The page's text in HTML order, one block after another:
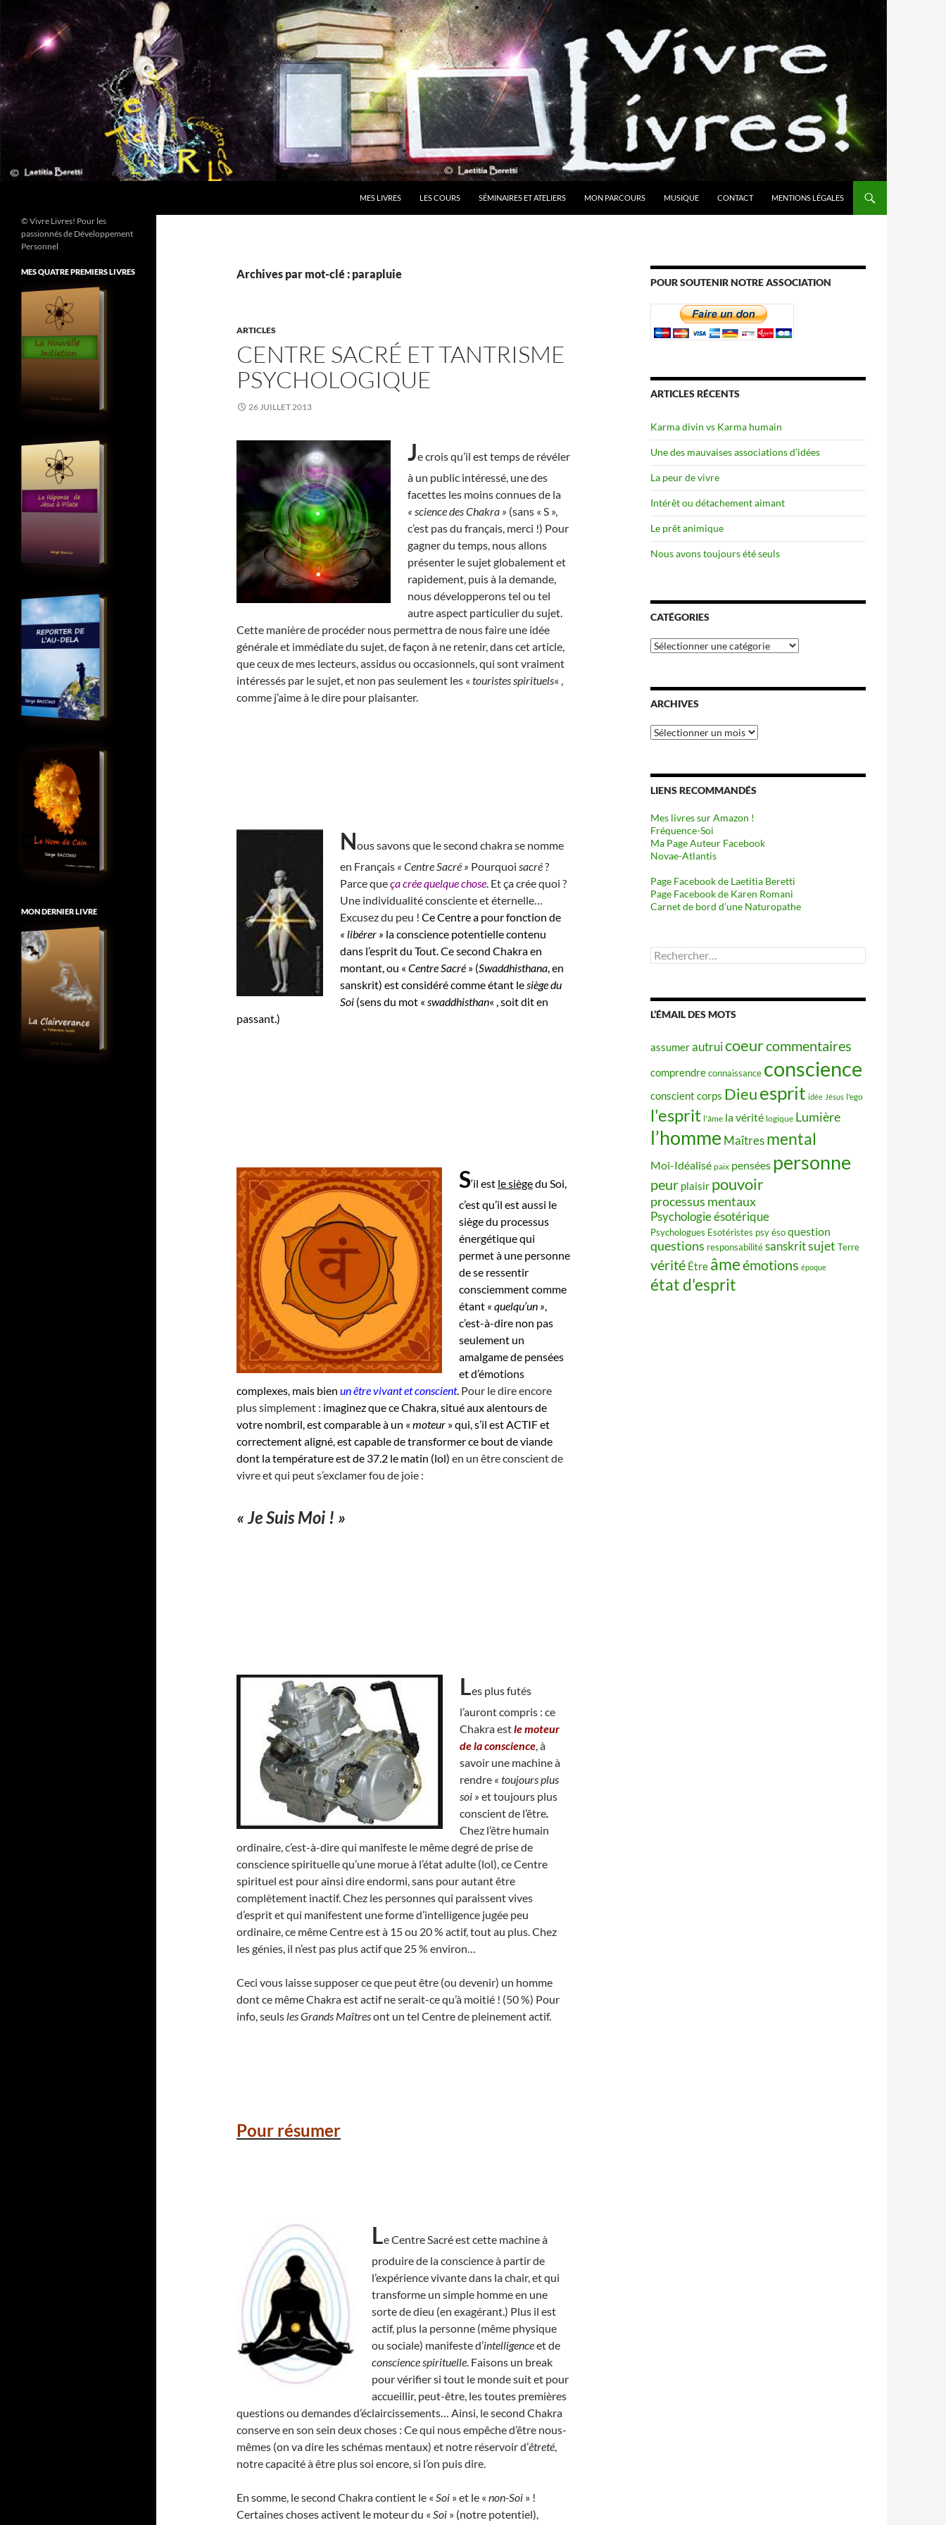
contenu
MES LIVRES LES COURS SÉMINAIRES ET ATELIERS MON PARCOURS MUSIQUE CONTACT MENTIONS LÉGALES
Archives par mot-clé : parapluie
ARTICLES
CENTRE SACRÉ ET TANTRISME
PSYCHOLOGIQUE
26 JUILLET 2013
Je crois qu’il est temps de révéler
à un public intéressé, une des
facettes les moins connues de la
« science des Chakra » (sans « S »,
c’est pas du français, merci !) Pour
gagner du temps, nous allons
présenter le sujet globalement et
rapidement, puis à la demande,
nous développerons tel ou tel
autre aspect particulier du sujet.
Cette manière de procéder nous permettra de nous faire une idée
générale et immédiate du sujet, de façon à ne retenir, dans cet article,
que ceux de mes lecteurs, assidus ou occasionnels, qui sont vraiment
intéressés par le sujet, et non pas seulement les « touristes spirituels« ,
comme j’aime à le dire pour plaisanter.
Nous savons que le second chakra se nomme
en Français « Centre Sacré » Pourquoi sacré?
Parce queça crée quelque chose. Et ça crée quoi ?
Une individualité consciente et éternelle…
Excusez du peu ! Ce Centre a pour fonction de
« libérer » la conscience potentielle contenu
dans l’esprit du Tout.Ce second Chakra en
montant, ou « Centre Sacré » (Swaddhisthana, en
sanskrit) est considéré comme étant lesiège du
Soi (sens du mot « swaddhisthan« , soit dit en
passant.)
S‘il est le siègedu Soi,
c’est qu’il est aussi le
siège du processus
énergétique qui
permet à une personne
de se ressentir
consciemment comme
étant « quelqu’un »,
c’est-à-dire non pas
seulement un
amalgame de pensées
et d’émotions
complexes, mais bien un être vivant et conscient. Pour le dire encore
plus simplement : imaginez que ce Chakra, situé aux alentours de
votre nombril, est comparable à un « moteur » qui, s’il est ACTIF et
correctement aligné, est capable de transformer ce bout de viande
dont la température est de 37.2 le matin (lol) en un être conscient de
vivre et qui peut s’exclamer fou de joie :
« Je Suis Moi ! »
Les plus futés
l’auront compris : ce
Chakra estle moteur
de la conscience, à
savoir une machine à
rendre « toujours plus
soi » et toujours plus
conscient de l’être.
Chez l’être humain
ordinaire, c’est-à-dire qui manifeste le même degré de prise de
conscience spirituelle qu’une morue à l’état adulte (lol), ce Centre
spirituel est pour ainsi dire endormi, sans pour autant être
complètement inactif. Chez les personnes qui paraissent vives
d’esprit et qui manifestent une forme d’intelligence jugée peu
ordinaire, ce même Centre est à 15 ou 20 % actif, tout au plus. Chez
les génies, il n’est pas plus actif que 25 % environ…
Ceci vous laisse supposer ce que peut être (ou devenir) un homme
dont ce même Chakra est actif ne serait-ce qu’à moitié ! (50 %) Pour
info, seuls les Grands Maîtresont un tel Centre de pleinement actif.
Pour résumer
Le Centre Sacré est cette machine à
produire de la conscience à partir de
l’expérience vivante dans la chair, et qui
transforme un simple homme en une
sorte de dieu (en exagérant.) Plus il est
actif, plus la personne (même physique
ou sociale) manifeste d’intelligenceet de
conscience spirituelle. Faisons un break
pour vérifier si tout le monde suit et pour
accueillir, peut-être, les toutes premières
questions ou demandes d’éclaircissements… Ainsi, le second Chakra
conserve en son sein deux choses : Ce qui nous empêche d’être nous-
mêmes (on va dire les schémas mentaux) et notre réservoir d’êtreté,
notre capacité à être plus soi encore, si l’on puis dire.
En somme, le second Chakra contient le « Soi » et le « non-Soi » !
Certaines choses activent le moteur du « Soi » (notre potentiel),
POUR SOUTENIR NOTRE ASSOCIATION
ARTICLES RÉCENTS
Karma divin vs Karma humain
Une des mauvaises associations d’idées
La peur de vivre
Intérêt ou détachement aimant
Le prêt animique
Nous avons toujours été seuls
CATÉGORIES
Catégories
ARCHIVES
Archives
LIENS RECOMMANDÉS
Mes livres sur Amazon !
Fréquence-Soi
Ma Page Auteur Facebook
Novae-Atlantis
Page Facebook de Laetitia Beretti
Page Facebook de Karen Romani
Carnet de bord d’une Naturopathe
Rechercher :
L’ÉMAIL DES MOTS
assumerautruicoeurcommentaires
comprendreconnaissance conscience
conscient corps Dieuesprit idée Jésus l'ego
l'esprit l'âme la vérité logique Lumière
l’homme Maîtres mental
Moi-Idéalisé paix pensées personne
peur plaisir pouvoir
processus mentaux
Psychologie ésotérique
Psychologues Esotéristes psy ésoquestion
questions responsabilitésanskritsujet Terre
vérité Être âmeémotions époque
état d'esprit
© Vivre Livres! Pour les
passionnés de Développement
Personnel
MES QUATRE PREMIERS LIVRES
MON DERNIER LIVRE